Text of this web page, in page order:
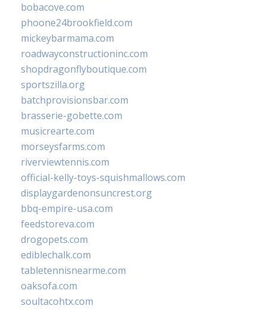
bobacove.com
phoone24brookfield.com
mickeybarmama.com
roadwayconstructioninc.com
shopdragonflyboutique.com
sportszilla.org
batchprovisionsbar.com
brasserie-gobette.com
musicrearte.com
morseysfarms.com
riverviewtennis.com
official-kelly-toys-squishmallows.com
displaygardenonsuncrest.org
bbq-empire-usa.com
feedstoreva.com
drogopets.com
ediblechalk.com
tabletennisnearme.com
oaksofa.com
soultacohtx.com